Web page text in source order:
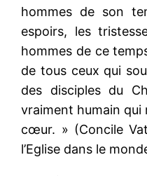
hommes de son
espoirs, les
hommes de ce
de tous ceux qui
des disciples du
vraiment humain qui
cœur. » (Concile
l’Eglise dans le